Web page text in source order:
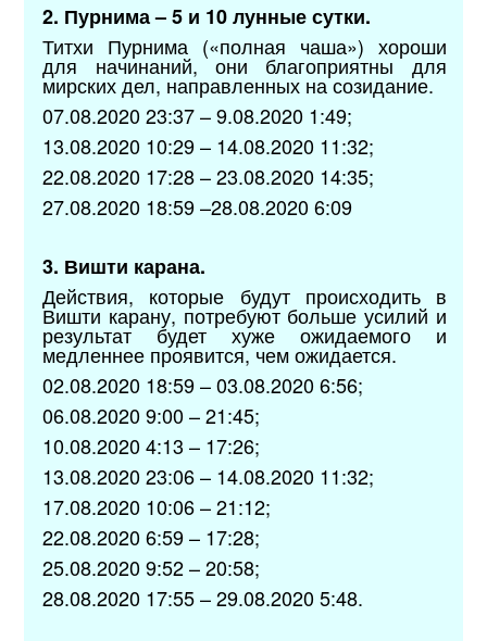
2. Пурнима – 5 и 10 лунные сутки.
Титхи Пурнима («полная чаша») хороши
для начинаний, они благоприятны для
мирских дел, направленных на созидание.
07.08.2020 23:37 – 9.08.2020 1:49;
13.08.2020 10:29 – 14.08.2020 11:32;
22.08.2020 17:28 – 23.08.2020 14:35;
27.08.2020 18:59 –28.08.2020 6:09
3. Вишти карана.
Действия, которые будут происходить в
Вишти карану, потребуют больше усилий и
результат будет хуже ожидаемого и
медленнее проявится, чем ожидается.
02.08.2020 18:59 – 03.08.2020 6:56;
06.08.2020 9:00 – 21:45;
10.08.2020 4:13 – 17:26;
13.08.2020 23:06 – 14.08.2020 11:32;
17.08.2020 10:06 – 21:12;
22.08.2020 6:59 – 17:28;
25.08.2020 9:52 – 20:58;
28.08.2020 17:55 – 29.08.2020 5:48.